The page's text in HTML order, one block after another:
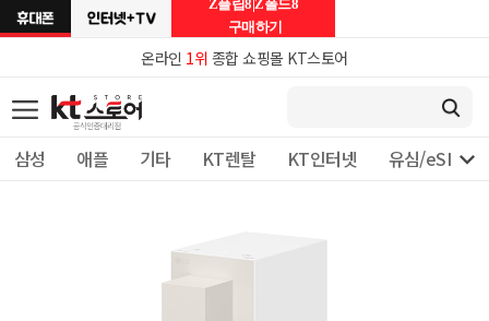
온라인 1위 종합 쇼핑몰 KT스토어
삼성 애플 기타 KT렌탈 KT인터넷 유심/eSIM 개

Z플립8|Z폴드8
구매하기